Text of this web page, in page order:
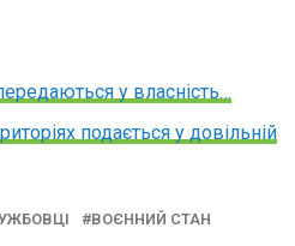
у власність…
подається у довільній
ВОЄННИЙ СТАН